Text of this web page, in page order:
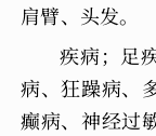
肩臂、头发。
疾病；足
病、狂躁病、
癫病、神经过